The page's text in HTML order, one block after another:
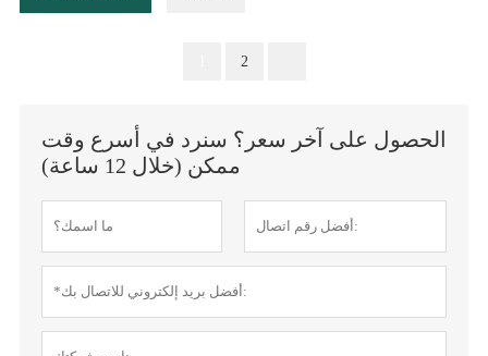
2
الحصول على آخر سعر؟ سنرد في أسرع وقت
ممكن (خلال 12 ساعة)